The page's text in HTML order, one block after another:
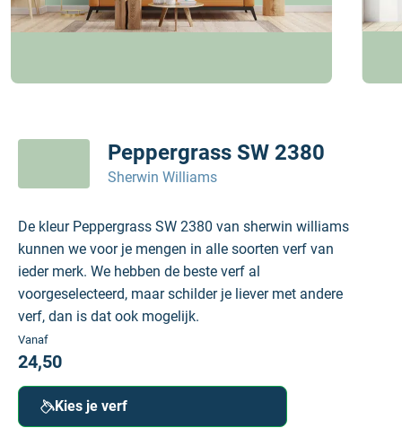
Peppergrass SW 2380
Sherwin Williams
De kleur Peppergrass SW 2380 van sherwin williams
kunnen we voor je mengen in alle soorten verf van
ieder merk. We hebben de beste verf al
voorgeselecteerd, maar schilder je liever met andere
verf, dan is dat ook mogelijk.
Vanaf
24,50
Kies je verf